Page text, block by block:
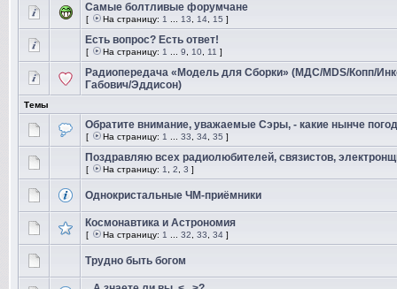
Самые болтливые форумчане
[ На страницу: 1 13 14 15 ]
Есть вопрос? Есть ответ!
[ На страницу: 1 9 10 11 ]
Радиопередача «Модель для Сборки» (МДС/MDS/Копп/
Габович/Эддисон)
Темы
Обратите внимание, уважаемые Сэры, - какие нынче
[ На страницу: 1 33 34 35 ]
Поздравляю всех радиолюбителей, связистов,
[ На страницу: 1 2 3 ]
Однокристальные ЧМ-приёмники
Космонавтика и Астрономия
[ На страницу: 1 32 33 34 ]
Трудно быть богом